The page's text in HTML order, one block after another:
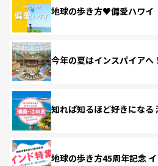
地球の歩き方♥偏愛ハワイ
今年の夏はインスパイアへ
知れば知るほど好きになる
地球の歩き方45周年記念